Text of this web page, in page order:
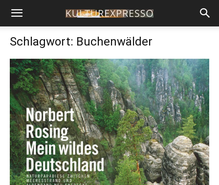
Schlagwort: Buchenwälder